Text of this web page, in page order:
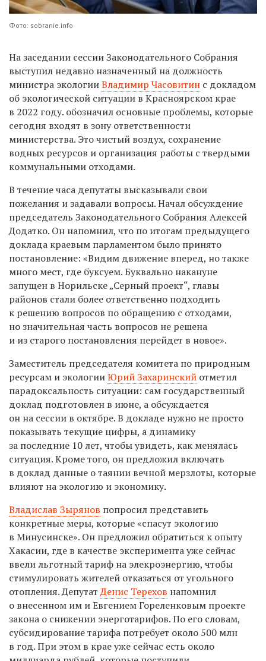
Фото: sobranie.info
На заседании сессии Законодательного Собрания
выступил недавно назначенный на должность
министра экологииВладимир Часовитин с докладом
об экологической ситуации в Красноярском крае
в 2022 году. обозначил основные проблемы, которые
сегодня входят в зону ответственности
министерства. Это чистый воздух, сохранение
водных ресурсов и организация работы с твердыми
коммунальными отходами.
В течение часа депутаты высказывали свои
пожелания и задавали вопросы. Начал обсуждение
председатель Законодательного Собрания Алексей
Додатко. Он напомнил, что по итогам предыдущего
доклада краевым парламентом было принято
постановление: «Видим движение вперед, но также
много мест, где буксуем. Буквально накануне
запущен в Норильске „Серный проект“, главы
районов стали более ответственно подходить
к решению вопросов по обращению с отходами,
но значительная часть вопросов не решена
и из старого постановления перейдет в новое».
Заместитель председателя комитета по природным
ресурсам и экологииЮрий Захаринский отметил
парадоксальность ситуации: сам государственный
доклад подготовлен в июне, а обсуждается
он на сессии в октябре. В докладе нужно не просто
показывать текущие цифры, а динамику
за последние 10 лет, чтобы увидеть, как менялась
ситуация. Кроме того, он предложил включать
в доклад данные о таянии вечной мерзлоты, которые
влияют на экологию и экономику.
Владислав Зырянов попросил представить
конкретные меры, которые «спасут экологию
в Минусинске». Он предложил обратиться к опыту
Хакасии, где в качестве эксперимента уже сейчас
ввели льготный тариф на элекроэнергию, чтобы
стимулировать жителей отказаться от угольного
отопления. ДепутатДенис Терехов напомнил
о внесенном им и Евгением Гореленковым проекте
закона о снижении энерготарифов. По его словам,
субсидирование тарифа потребует около 500 млн
в год. При этом в крае уже сейчас есть около